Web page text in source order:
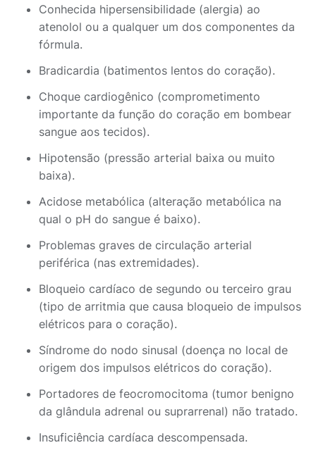
Conhecida hipersensibilidade (alergia) ao
atenolol ou a qualquer um dos componentes da
fórmula.
Bradicardia (batimentos lentos do coração).
Choque cardiogênico (comprometimento
importante da função do coração em bombear
sangue aos tecidos).
Hipotensão (pressão arterial baixa ou muito
baixa).
Acidose metabólica (alteração metabólica na
qual o pH do sangue é baixo).
Problemas graves de circulação arterial
periférica (nas extremidades).
Bloqueio cardíaco de segundo ou terceiro grau
(tipo de arritmia que causa bloqueio de impulsos
elétricos para o coração).
Síndrome do nodo sinusal (doença no local de
origem dos impulsos elétricos do coração).
Portadores de feocromocitoma (tumor benigno
da glândula adrenal ou suprarrenal) não tratado.
Insuficiência cardíaca descompensada.